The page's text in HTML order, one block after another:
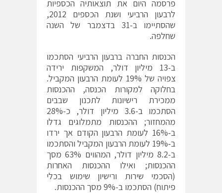
פרסמה היום את תוצאותיה הכספיות
לרבעון הרביעי ושנת הכספים 2012,
שהסתיימו ב-31 בדצמבר של השנה
שחלפה.
הכנסות החברה ברבעון הרביעי הסתכמו
ב-13 מיליון דולר, המשקפות ירידה
צפויה של 19% לעומת הרבעון המקביל.
בחלוקה למקורות הכנסה, ההכנסות
ממכירת רישיונות לתכנון שבבים
הסתכמו ב-3.6 מיליון דולר, כ-28%
מהמחזור; ההכנסות מתמלוגים גדלו
ב-16% לעומת הרבעון הקודם אך ירדו
ב-19% לעומת הרבעון המקביל והסתכמו
ב-8.2 מיליון דולר, המהווים 63% מסך
ההכנסות; ואילו ההכנסות האחרות
(הסכמי שירות ורישיון שימוש בכלי
פיתוח) הסתכמו ב-9% מסך ההכנסות.